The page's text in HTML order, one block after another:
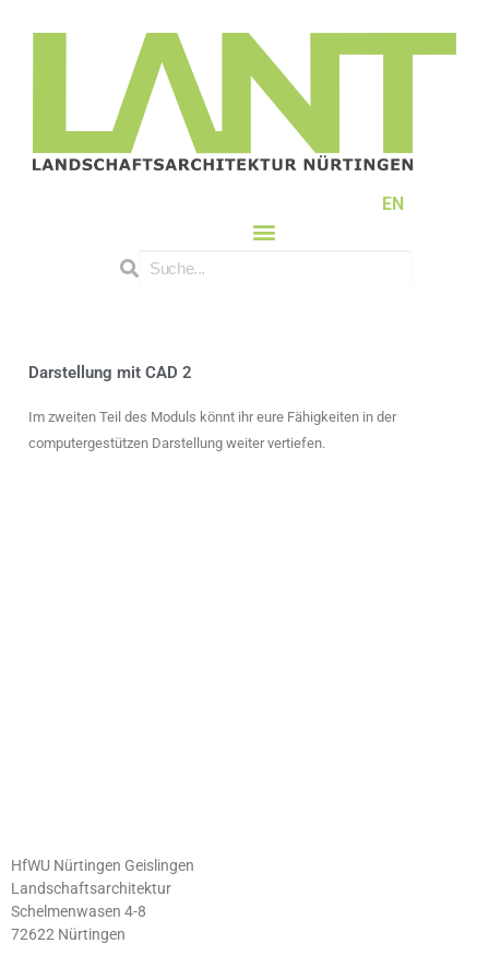
EN
Darstellung mit CAD 2
Im zweiten Teil des Moduls könnt ihr eure Fähigkeiten in der
computergestützen Darstellung weiter vertiefen.
HfWU Nürtingen Geislingen
Landschaftsarchitektur
Schelmenwasen 4-8
72622 Nürtingen